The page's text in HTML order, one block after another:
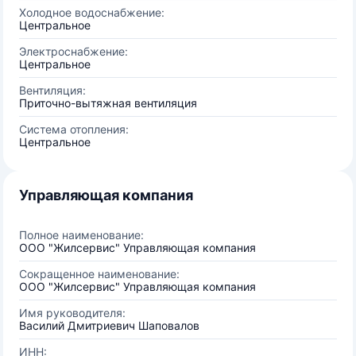
Холодное водоснабжение:
Центральное
Электроснабжение:
Центральное
Вентиляция:
Приточно-вытяжная вентиляция
Система отопления:
Центральное
Управляющая компания
Полное наименование:
ООО "Жилсервис" Управляющая компания
Сокращенное наименование:
ООО "Жилсервис" Управляющая компания
Имя руководителя:
Василий Дмитриевич Шаповалов
ИНН: